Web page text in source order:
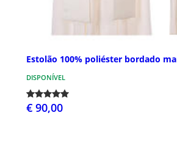
Estolão 100% poliéster bordado
DISPONÍVEL
€ 90,00